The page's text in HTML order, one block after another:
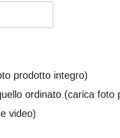
prodotto integro)
ordinato (carica foto
video)